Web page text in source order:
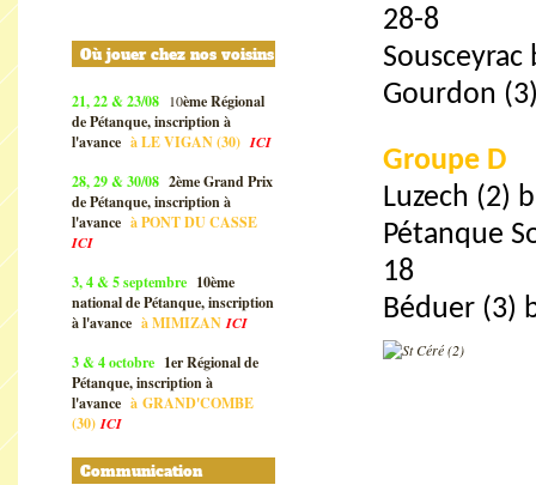
Où jouer chez nos voisins
21, 22 & 23/08 10ème Régional
de Pétanque, inscription à
l'avance àLE VIGAN (30) ICI
28, 29 & 30/08 2ème Grand Prix
de Pétanque, inscription à
l'avance àPONT DU CASSE
ICI
3, 4 & 5 septembre 10ème
national de Pétanque, inscription
à l'avance àMIMIZAN ICI
3 & 4 octobre 1er Régional de
Pétanque, inscription à
l'avance à GRAND'COMBE
(30) ICI
Communication
28-8
Gourdon
Groupe D
Luzech (2)
Pétanque
18
Béduer (3)